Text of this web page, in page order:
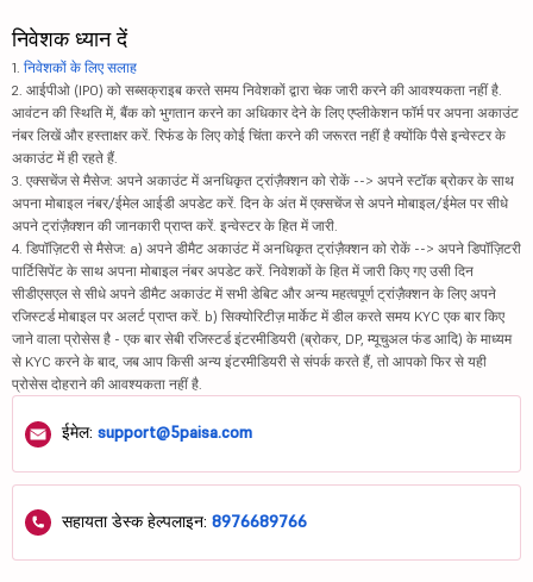
निवेशक ध्यान दें
1. निवेशकों के लिए सलाह
2. आईपीओ (IPO) को सब्सक्राइब करते समय निवेशकों द्वारा चेक जारी करने की आवश्यकता नहीं है.
आवंटन की स्थिति में, बैंक को भुगतान करने का अधिकार देने के लिए एप्लीकेशन फॉर्म पर अपना अकाउंट
नंबर लिखें और हस्ताक्षर करें. रिफंड के लिए कोई चिंता करने की जरूरत नहीं है क्योंकि पैसे इन्वेस्टर के
अकाउंट में ही रहते हैं.
3. एक्सचेंज से मैसेज: अपने अकाउंट में अनधिकृत ट्रांज़ैक्शन को रोकें --> अपने स्टॉक ब्रोकर के साथ
अपना मोबाइल नंबर/ईमेल आईडी अपडेट करें. दिन के अंत में एक्सचेंज से अपने मोबाइल/ईमेल पर सीधे
अपने ट्रांज़ैक्शन की जानकारी प्राप्त करें. इन्वेस्टर के हित में जारी.
4. डिपॉज़िटरी से मैसेज: a) अपने डीमैट अकाउंट में अनधिकृत ट्रांज़ैक्शन को रोकें --> अपने डिपॉज़िटरी
पार्टिसिपेंट के साथ अपना मोबाइल नंबर अपडेट करें. निवेशकों के हित में जारी किए गए उसी दिन
सीडीएसएल से सीधे अपने डीमैट अकाउंट में सभी डेबिट और अन्य महत्वपूर्ण ट्रांज़ैक्शन के लिए अपने
रजिस्टर्ड मोबाइल पर अलर्ट प्राप्त करें. b) सिक्योरिटीज़ मार्केट में डील करते समय KYC एक बार किए
जाने वाला प्रोसेस है - एक बार सेबी रजिस्टर्ड इंटरमीडियरी (ब्रोकर, DP, म्यूचुअल फंड आदि) के माध्यम
से KYC करने के बाद, जब आप किसी अन्य इंटरमीडियरी से संपर्क करते हैं, तो आपको फिर से यही
प्रोसेस दोहराने की आवश्यकता नहीं है.
ईमेल: support@5paisa.com
सहायता डेस्क हेल्पलाइन: 8976689766